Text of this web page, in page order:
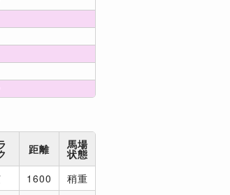
距離 馬場
状態
1600
稍重